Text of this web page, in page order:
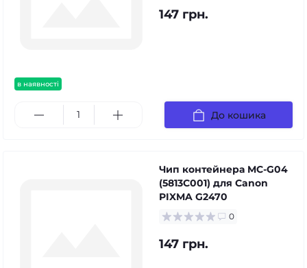
в наявності
147 грн.
До кошика
Чип контейнера MC-G04
(5813C001) для Canon
PIXMA G2470
0
147 грн.